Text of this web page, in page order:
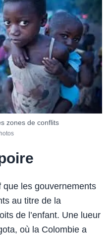
zones de conflits
que les gouvernements
au titre de la
de l’enfant. Une lueur
où la Colombie a